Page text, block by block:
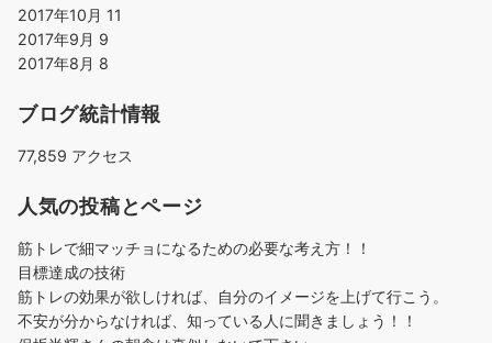
2017年10月 11
2017年9月 9
2017年8月 8
ブログ統計情報
77,859 アクセス
人気の投稿とページ
筋トレで細マッチョになるための必要な考え方！！
目標達成の技術
筋トレの効果が欲しければ、自分のイメージを上げて行こう。
不安が分からなければ、知っている人に聞きましょう！！